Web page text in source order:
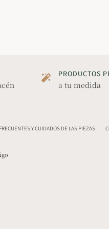
PRODUCTOS
a tu medida
Y CUIDADOS DE LAS PIEZAS